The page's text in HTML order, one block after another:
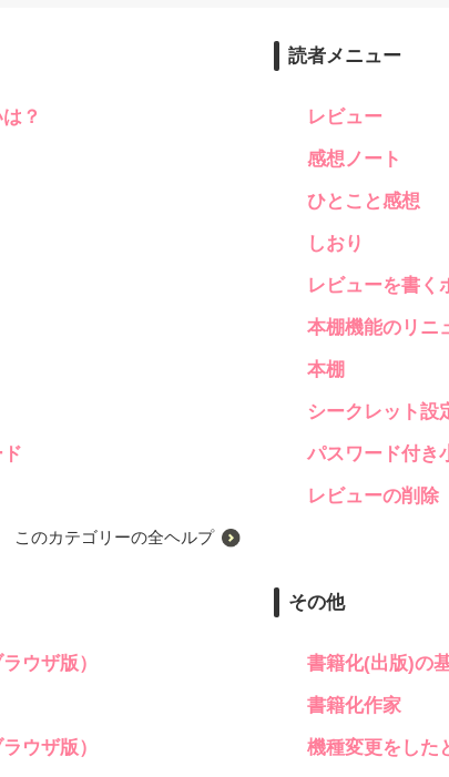
？
このカテゴリーの全ヘルプ
読者メニュー
レビュー
感想ノート
ひとこと感想
しおり
レビューを書く
本棚機能のリニ
本棚
シークレット設
パスワード付き
レビューの削除
ウザ版）
ウザ版）
その他
書籍化(出版)の
書籍化作家
機種変更をした